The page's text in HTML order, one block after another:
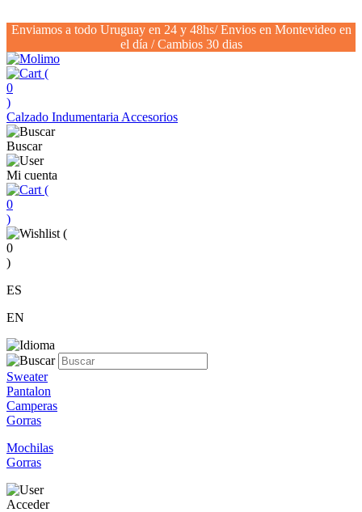
Enviamos a todo Uruguay en 24 y 48hs/ Envios en Montevideo en
el día / Cambios 30 dias
(
0
)
Calzado Indumentaria Accesorios
Buscar
Mi cuenta
(
0
)
(
0
)
ES
EN
Sweater
Pantalon
Camperas
Gorras
Mochilas
Gorras
Acceder